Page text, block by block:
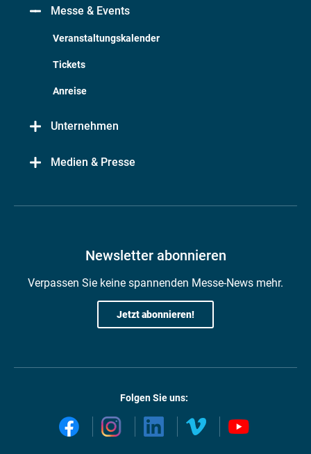
Messe & Events
Veranstaltungskalender
Tickets
Anreise
Unternehmen
Medien & Presse
Newsletter abonnieren
Verpassen Sie keine spannenden Messe-News mehr.
Jetzt abonnieren!
Folgen Sie uns: